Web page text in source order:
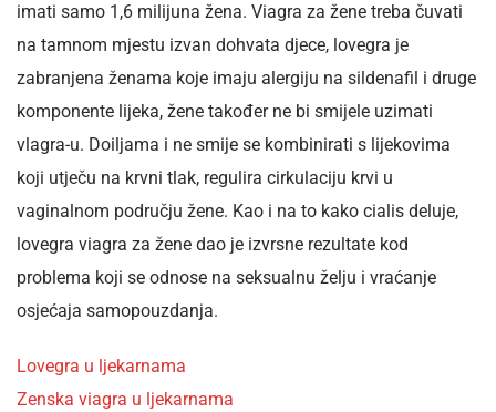
imati samo 1,6 milijuna žena. Viagra za žene treba čuvati
na tamnom mjestu izvan dohvata djece, lovegra je
zabranjena ženama koje imaju alergiju na sildenafil i druge
komponente lijeka, žene također ne bi smijele uzimati
vlagra-u. Doiljama i ne smije se kombinirati s lijekovima
koji utječu na krvni tlak, regulira cirkulaciju krvi u
vaginalnom području žene. Kao i na to kako cialis deluje,
lovegra viagra za žene dao je izvrsne rezultate kod
problema koji se odnose na seksualnu želju i vraćanje
osjećaja samopouzdanja.
Lovegra u ljekarnama
Zenska viagra u ljekarnama